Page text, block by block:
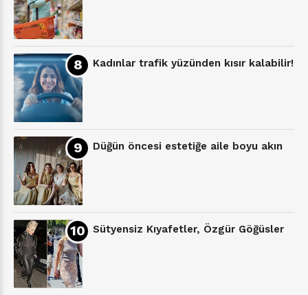
Kadınlar trafik yüzünden kısır kalabilir!
Düğün öncesi estetiğe aile boyu akın
Sütyensiz Kıyafetler, Özgür Göğüsler